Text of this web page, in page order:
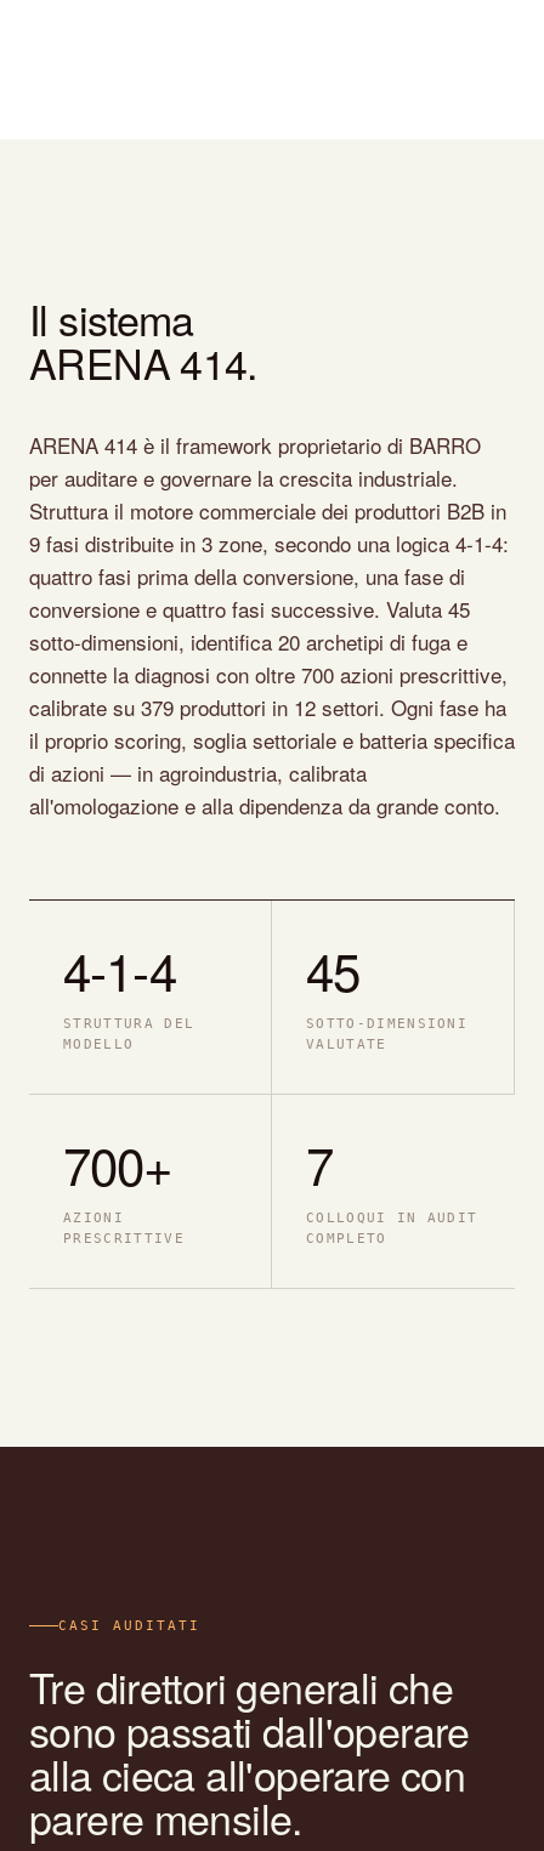
Il sistema
ARENA 414.
ARENA 414 è il framework proprietario di BARRO
per auditare e governare la crescita industriale.
Struttura il motore commerciale dei produttori B2B in
9 fasi distribuite in 3 zone, secondo una logica 4-1-4:
quattro fasi prima della conversione, una fase di
conversione e quattro fasi successive. Valuta 45
sotto-dimensioni, identifica 20 archetipi di fuga e
connette la diagnosi con oltre 700 azioni prescrittive,
calibrate su 379 produttori in 12 settori. Ogni fase ha
il proprio scoring, soglia settoriale e batteria specifica
di azioni — in agroindustria, calibrata
all'omologazione e alla dipendenza da grande conto.
4-1-4
STRUTTURA DEL
MODELLO
45
SOTTO-DIMENSIONI
VALUTATE
700+
AZIONI
PRESCRITTIVE
7
COLLOQUI IN AUDIT
COMPLETO
CASI AUDITATI
Tre direttori generali che
sono passati dall'operare
alla cieca all'operare con
parere mensile.